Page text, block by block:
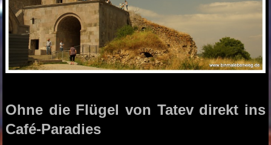
Ohne die Flügel von Tatev direkt ins
Café-Paradies